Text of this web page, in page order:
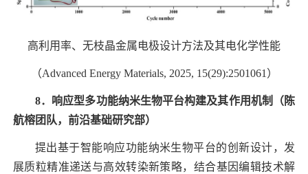
高利用率、无枝晶金属电极设计方法及其电化学性能
（Advanced Energy Materials, 2025, 15(29):2501061 ）
8．响应型多功能纳米生物平台构建及其作用机制（陈
航榕团 队，前沿基础研究部）
提出基于智能响应功能纳米生物平台的创新设计，发
展质粒精准递送与高效转染新策略，结合基因编辑技术解